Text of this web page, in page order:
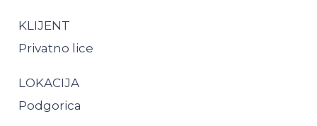
KLIJENT
Privatno lice
LOKACIJA
Podgorica